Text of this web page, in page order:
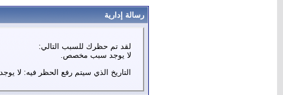
رسالة إدارية
لقد تم حظرك للسبب التالي:
لا يوجد سبب مخصص.
التاريخ الذي سيتم رفع الحظر فيه: لا يوجد